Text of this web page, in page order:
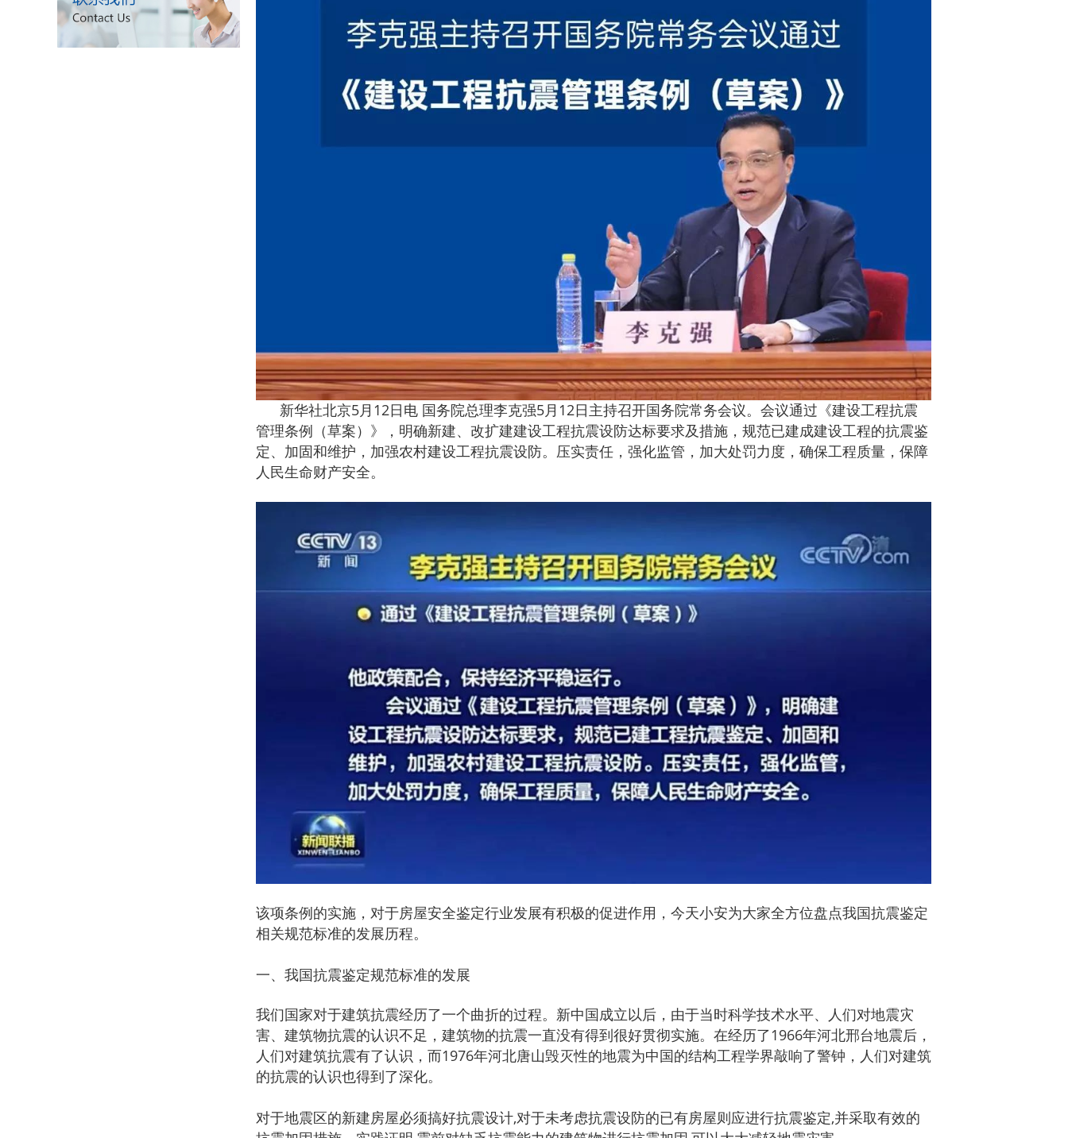
新华社北京5月12日电 国务院总理李克强5月12日主持召开国务院常务会议。会议通过《建设工程抗震
管理条例（草案）》，明确新建、改扩建建设工程抗震设防达标要求及措施，规范已建成建设工程的抗震鉴
定、加固和维护，加强农村建设工程抗震设防。压实责任，强化监管，加大处罚力度，确保工程质量，保障
人民生命财产安全。
该项条例的实施，对于房屋安全鉴定行业发展有积极的促进作用，今天小安为大家全方位盘点我国抗震鉴定
相关规范标准的发展历程。
一、我国抗震鉴定规范标准的发展
我们国家对于建筑抗震经历了一个曲折的过程。新中国成立以后，由于当时科学技术水平、人们对地震灾
害、建筑物抗震的认识不足，建筑物的抗震一直没有得到很好贯彻实施。在经历了1966年河北邢台地震后，
人们对建筑抗震有了认识，而1976年河北唐山毁灭性的地震为中国的结构工程学界敲响了警钟，人们对建筑
的抗震的认识也得到了深化。
对于地震区的新建房屋必须搞好抗震设计,对于未考虑抗震设防的已有房屋则应进行抗震鉴定,并采取有效的